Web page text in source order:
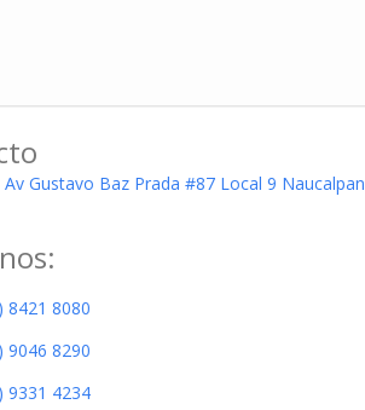
Av Gustavo Baz Prada #87 Local 9 Naucalpan
8421 8080
9046 8290
9331 4234